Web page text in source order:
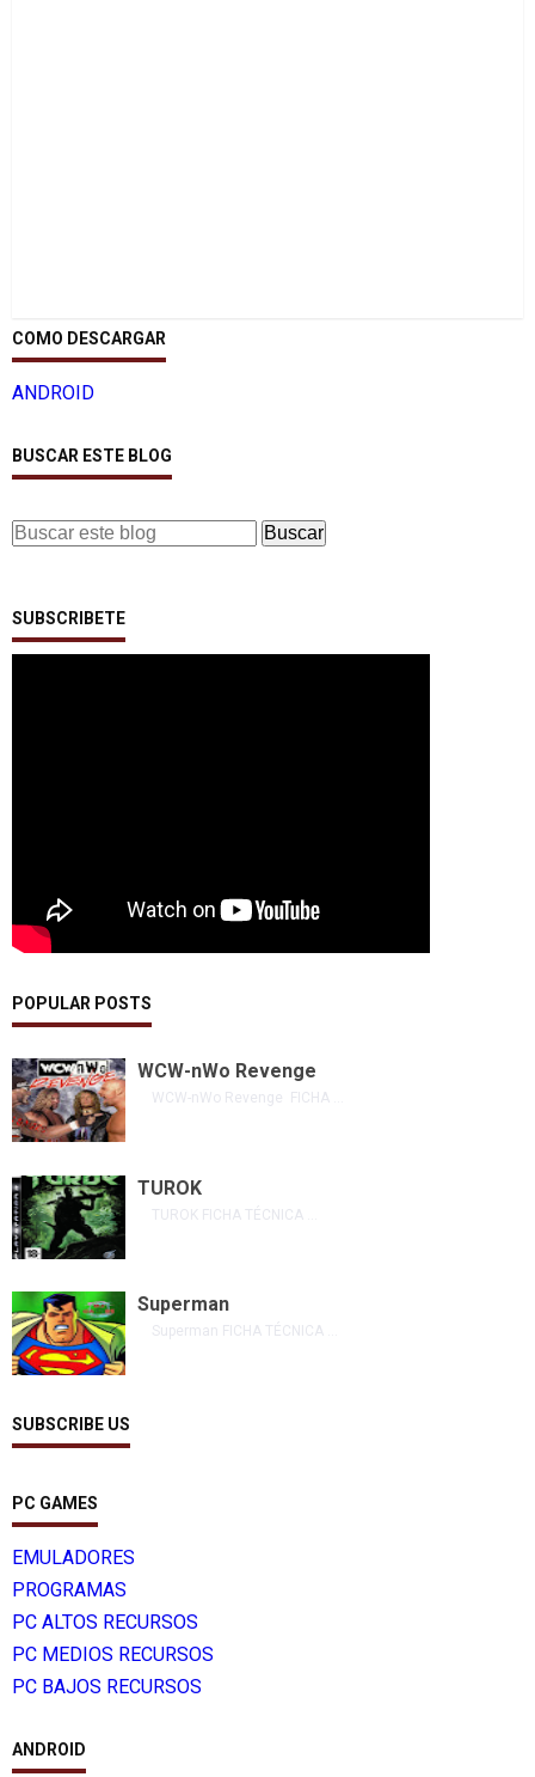
COMO DESCARGAR
ANDROID
BUSCAR ESTE BLOG
SUBSCRIBETE
POPULAR POSTS
WCW-nWo Revenge
WCW-nWo Revenge FICHA ...
TUROK
TUROK FICHA TÉCNICA ...
Superman
Superman FICHA TÉCNICA ...
SUBSCRIBE US
PC GAMES
EMULADORES
PROGRAMAS
PC ALTOS RECURSOS
PC MEDIOS RECURSOS
PC BAJOS RECURSOS
ANDROID